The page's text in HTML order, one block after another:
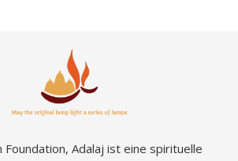
Foundation, Adalaj ist eine spirituelle